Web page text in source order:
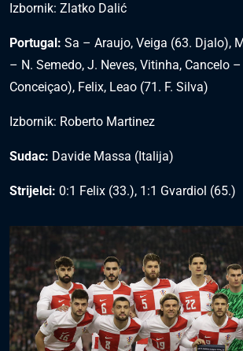
Izbornik: Zlatko Dalić
Portugal: Sa – Araujo, Veiga (63. Djalo),
– N. Semedo, J. Neves, Vitinha, Cancelo
Conceiçao), Felix, Leao (71. F. Silva)
Izbornik: Roberto Martinez
Sudac: Davide Massa (Italija)
Strijelci: 0:1 Felix (33.), 1:1 Gvardiol (65.)